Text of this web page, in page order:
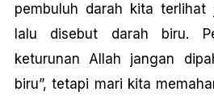
pembuluh darah kita terlihat
lalu disebut darah biru.
keturunan Allah jangan
biru”, tetapi mari kita